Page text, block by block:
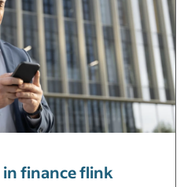
finance flink